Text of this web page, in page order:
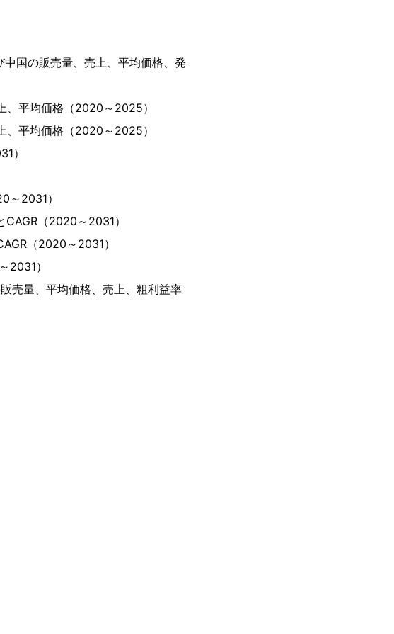
国の販売量、売上、平均価格、発
、平均価格（2020～2025）
、平均価格（2020～2025）
）
～2031）
（2020～2031）
（2020～2031）
2031）
売量、平均価格、売上、粗利益率